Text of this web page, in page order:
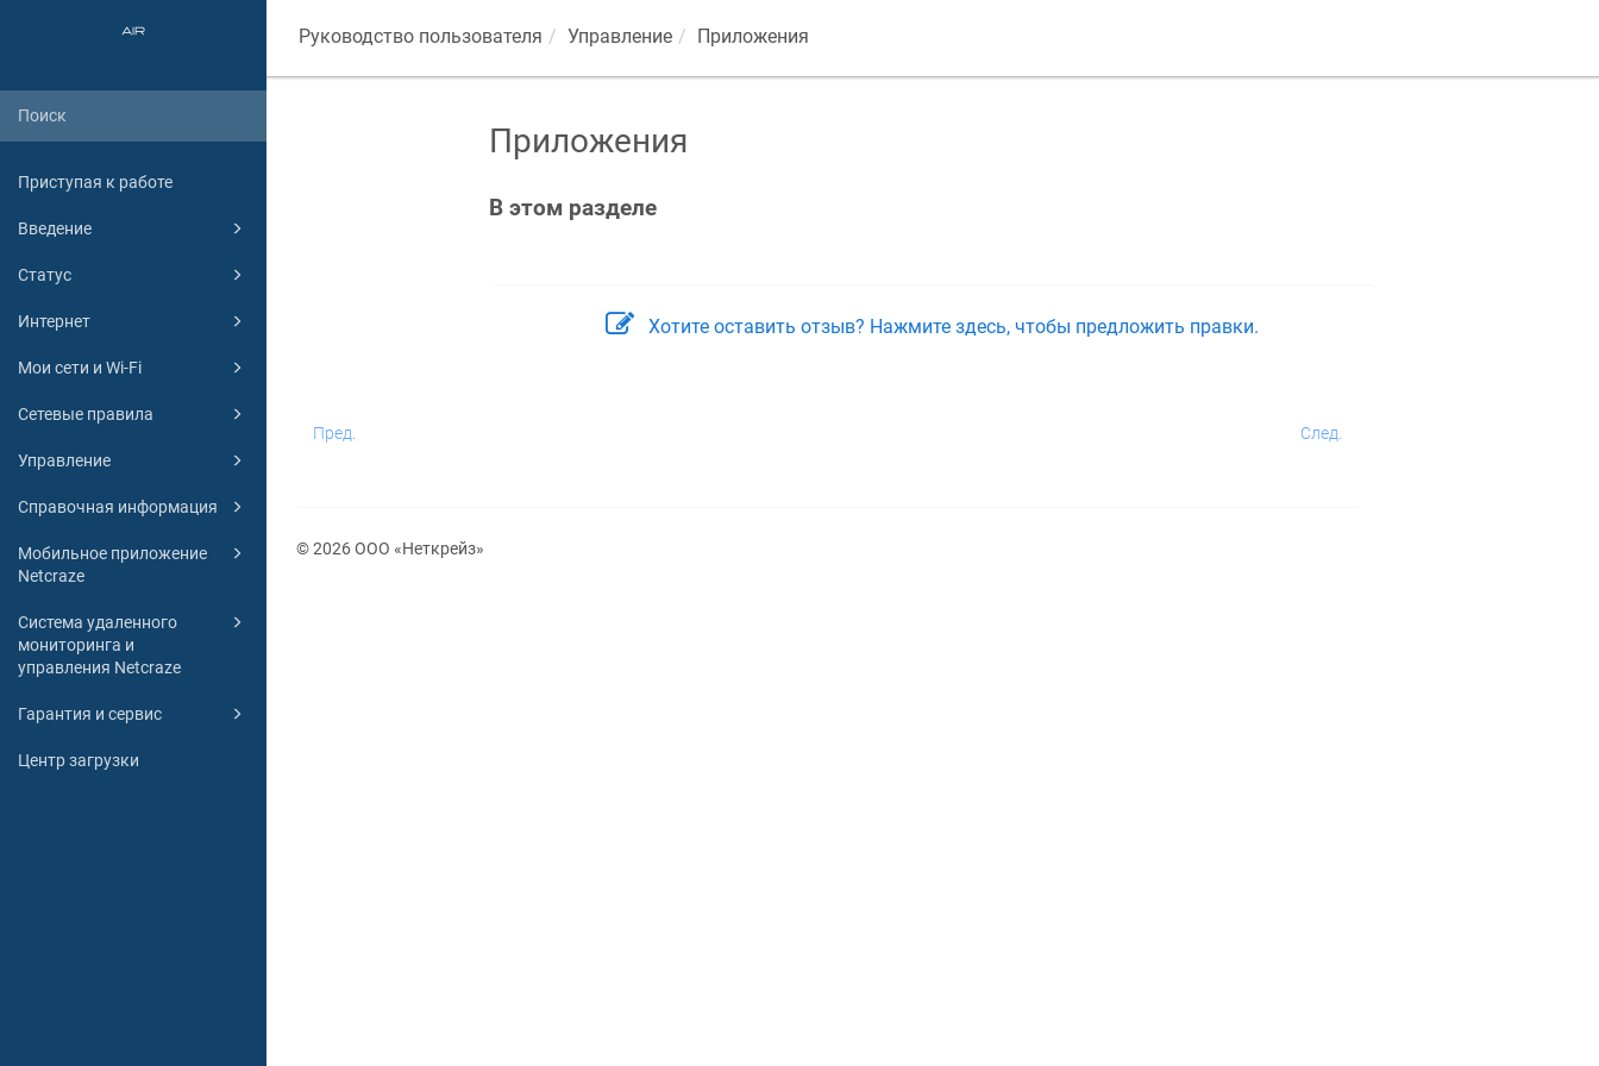
Приступая к работе
Введение
Статус
Интернет
Мои сети и Wi-Fi
Сетевые правила
Управление
Справочная информация
Мобильное приложение
Netcraze
Система удаленного
мониторинга и
управления Netcraze
Гарантия и сервис
Центр загрузки
Руководство пользователя Управление Приложения
Приложения
В этом разделе
Хотите оставить отзыв? Нажмите здесь, чтобы предложить правки.
Пред. След.
© 2026 ООО «Неткрейз»